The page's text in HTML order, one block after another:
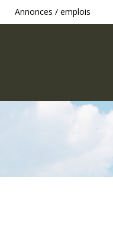
Annonces / emplois